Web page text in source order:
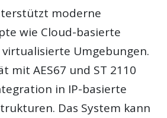
moderne
wie Cloud-basierte
Umgebungen.
mit AES67 und ST 2110
in IP-basierte
Das System kann